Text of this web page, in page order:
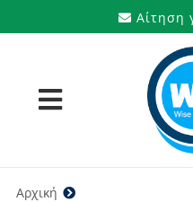
στο
Αίτηση
Toggle
Navigation
Προϊόντα
Αρχική